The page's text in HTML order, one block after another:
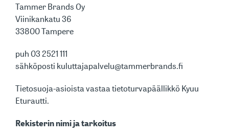
Tammer Brands Oy
Viinikankatu 36
33800 Tampere
puh 03 2521 111
sähköposti kuluttajapalvelu@tammerbrands.fi
Tietosuoja-asioista vastaa tietoturvapäällikkö Kyuu
Eturautti.
Rekisterin nimi ja tarkoitus